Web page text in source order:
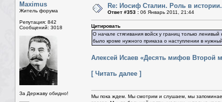
Maximus
Житель форума
Репутация: 842
Сообщений: 3018
За Державу обидно!
Re: Иосиф Сталин. Роль в истории.
Ответ #353 : 06 Январь 2011, 21:44
Цитировать
О начале стягивания войск у границ только
было кроме нужного приказа о наступлении в
Алексей Исаев «Десять мифов Второй
[ Читать далее ]
Мы пока ждем. Мы смотрим и слушаем, мы